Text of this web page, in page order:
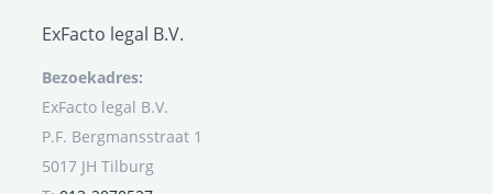
ExFacto legal B.V.
Bezoekadres:
ExFacto legal B.V.
P.F. Bergmansstraat 1
5017 JH Tilburg